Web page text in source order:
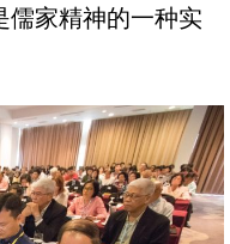
儒家精神的一种实